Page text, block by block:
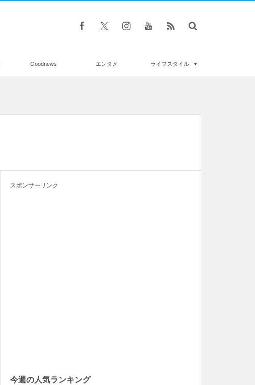
Goodnews エンタメ ライフスタイル
スポンサーリンク
今週の人気ランキング